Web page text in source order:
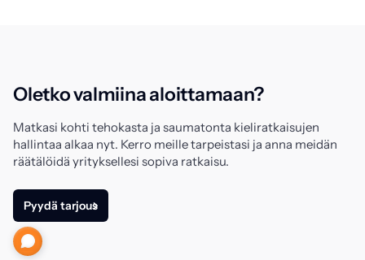
Oletko valmiina aloittamaan?
Matkasi kohti tehokasta ja saumatonta kieliratkaisujen
hallintaa alkaa nyt. Kerro meille tarpeistasi ja anna meidän
räätälöidä yrityksellesi sopiva ratkaisu.
Pyydä tarjous